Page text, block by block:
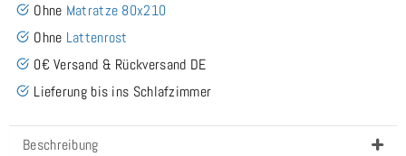
Ohne Matratze 80x210
Ohne Lattenrost
0€ Versand & Rückversand DE
Lieferung bis ins Schlafzimmer
Beschreibung